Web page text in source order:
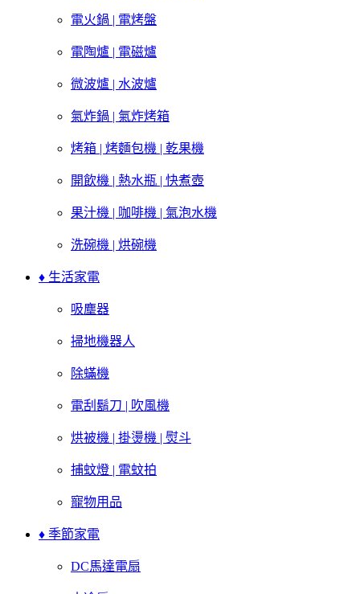
電火鍋 | 電烤盤
電陶爐 | 電磁爐
微波爐 | 水波爐
氣炸鍋 | 氣炸烤箱
烤箱 | 烤麵包機 | 乾果機
開飲機 | 熱水瓶 | 快煮壺
果汁機 | 咖啡機 | 氣泡水機
洗碗機 | 烘碗機
♦ 生活家電
吸塵器
掃地機器人
除蟎機
電刮鬍刀 | 吹風機
烘被機 | 掛燙機 | 熨斗
捕蚊燈 | 電蚊拍
寵物用品
♦ 季節家電
DC馬達電扇